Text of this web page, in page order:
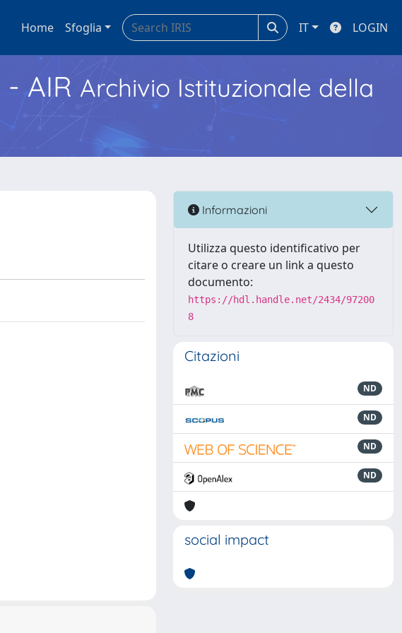
Home Sfoglia IT LOGIN
- AIR Archivio Istituzionale della
Informazioni
Utilizza questo identificativo per
citare o creare un link a questo
documento:
https://hdl.handle.net/2434/97200
8
Citazioni
ND
ND
ND
ND
social impact